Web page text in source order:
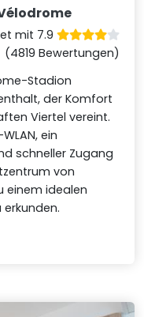
mit 7.9
(4819 Bewertungen)
Stadion
der Komfort
Viertel vereint.
ein
schneller Zugang
von
einem idealen